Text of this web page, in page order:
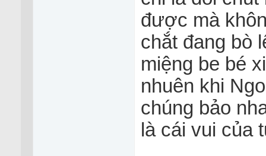
được mà
chắt đang bò
miệng be bé
nhuên khi
chúng bảo
là cái vui của